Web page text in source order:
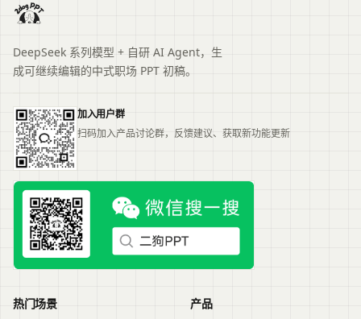
DeepSeek 系列模型 + 自研 AI Agent，生
成可继续编辑的中式职场 PPT 初稿。
加入用户群
扫码加入产品讨论群，反馈建议、获取新功能更新
热门场景
产品